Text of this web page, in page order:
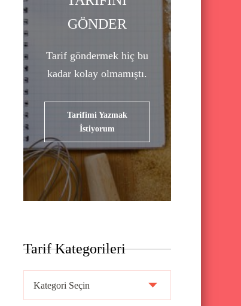
r
:
GÖNDER
Tarif göndermek hiç bu
kadar kolay olmamıştı.
Tarifimi Yazmak
İstiyorum
Tarif Kategorileri
a